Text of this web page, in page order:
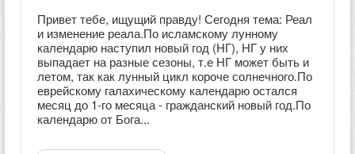
Привет тебе, ищущий правду! Сегодня тема: Реал
и изменение реала.По исламскому лунному
календарю наступил новый год (НГ), НГ у них
выпадает на разные сезоны, т.е НГ может быть и
летом, так как лунный цикл короче солнечного.По
еврейскому галахическому календарю остался
месяц до 1-го месяца - гражданский новый год.По
календарю от Бога...